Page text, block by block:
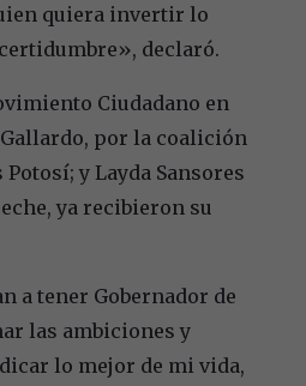
quiera invertir lo
declaró.
Ciudadano en
por la coalición
Potosí; y Layda Sansores
ya recibieron su
a tener Gobernador de
las ambiciones y
lo mejor de mi vida,